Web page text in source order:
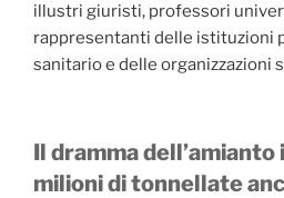
illustri giuristi, professori
rappresentanti delle istituzioni
sanitario e delle organizzazioni
Il dramma
milioni di tonnellate